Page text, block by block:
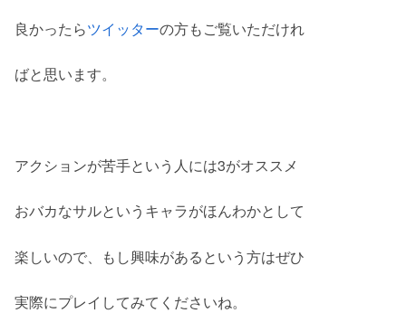
良かったらツイッターの方もご覧いただけれ
ばと思います。
アクションが苦手という人には3がオススメ
おバカなサルというキャラがほんわかとして
楽しいので、もし興味があるという方はぜひ
実際にプレイしてみてくださいね。